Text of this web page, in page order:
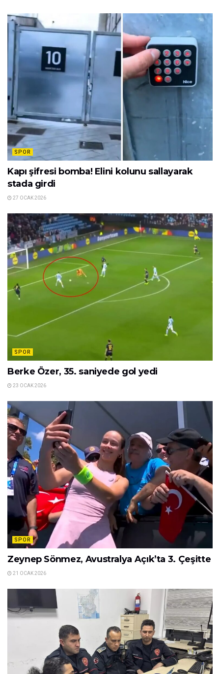
SPOR
Kapı şifresi bomba! Elini kolunu sallayarak
stada girdi
27 OCAK 2026
SPOR
Berke Özer, 35. saniyede gol yedi
23 OCAK 2026
SPOR
Zeynep Sönmez, Avustralya Açık’ta 3. Çeşitte
21 OCAK 2026